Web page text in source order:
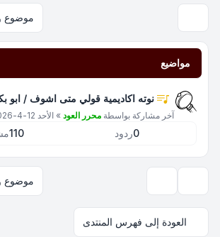
موضوع
مواضيع
نوته اكاديمية قولي متى اشوف / ابو
آخر مشاركة بواسطة محرر العود » الأحد 12-4-2026 10:36 am
0ردود 110
موضوع
العودة إلى فهرس المنتدى